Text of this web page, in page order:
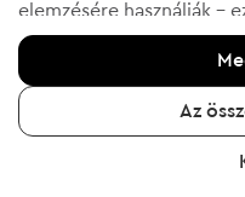
H&M 4-5y
Gyerek leggings
3 449 Ft
Ajánlott ár:
RRP
elemzésére használják -
megmutatni az ön által
kérjük, erősítse meg az
kattintva.
További információért
gombra, vagy keresse
Az